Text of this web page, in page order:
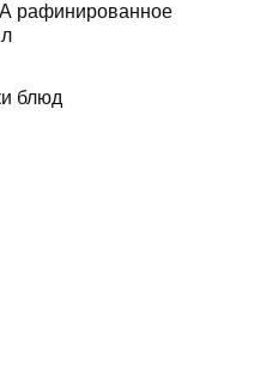
рафинированное
блюд